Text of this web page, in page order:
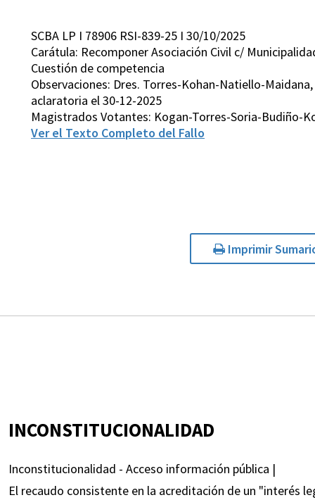
SCBA LP I 78906 RSI-839-25 I 30/10/2025
Carátula: Recomponer Asociación Civil c/
Cuestión de competencia
Observaciones: Dres. Torres-Kohan-Natiello-
aclaratoria el 30-12-2025
Magistrados Votantes: Kogan-Torres-Soria-Budiño-
Ver el Texto Completo del Fallo
Imprimir
INCONSTITUCIONALIDAD
Inconstitucionalidad - Acceso información pública |
El recaudo consistente en la acreditación de un "interés